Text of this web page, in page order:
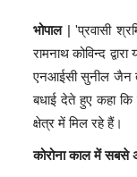
भोपाल | 'प्रवासी
रामनाथ कोविन्द
एनआईसी सुनील जैन
बधाई देते हुए कहा
क्षेत्र में मिल रहे हैं।
कोरोना काल में सबसे